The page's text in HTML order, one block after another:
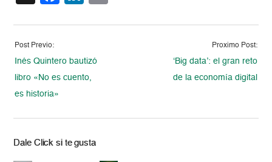
Post Previo:
Inés Quintero bautizó
libro «No es cuento,
es historia»
Proximo Post:
‘Big data’: el gran reto
de la economía digital
Dale Click si te gusta